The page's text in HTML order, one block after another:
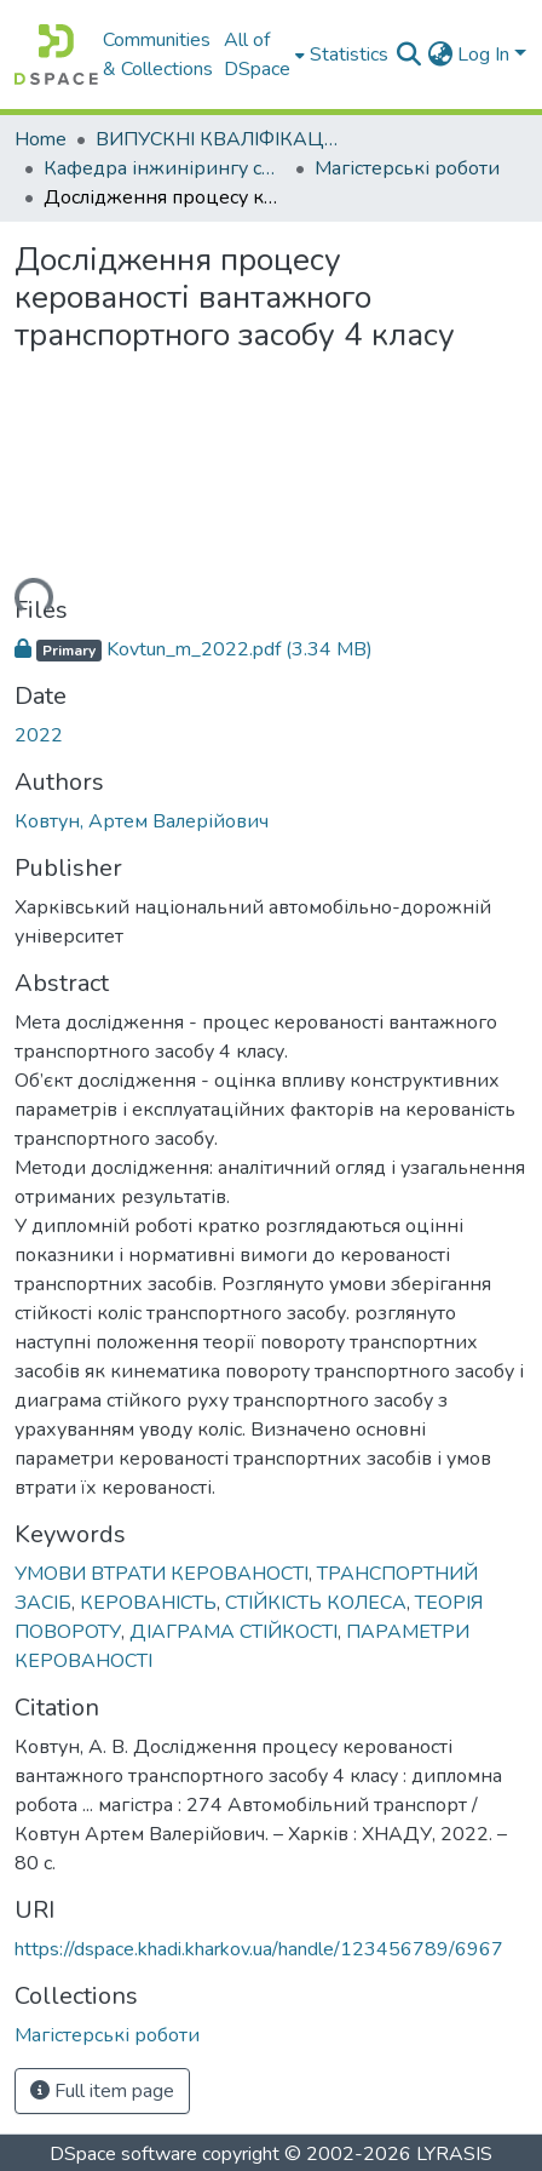
Communities
& Collections
All of
DSpace
Statistics Log In
Home
ВИПУСКНІ КВАЛІФІКАЦІЙНІ РОБОТИ
Кафедра інжинірингу систем автомобільного транспорту
Магістерські роботи
Дослідження процесу керованості вантажного транспортного засобу 4 класу
Дослідження процесу
керованості вантажного
транспортного засобу 4 класу
Files
Primary Kovtun_m_2022.pdf(3.34 MB)
Date
2022
Authors
Ковтун, Артем Валерійович
Publisher
Харківський національний автомобільно-дорожній
університет
Abstract
Мета дослідження - процес керованості вантажного
транспортного засобу 4 класу.
Об’єкт дослідження - оцінка впливу конструктивних
параметрів і експлуатаційних факторів на керованість
транспортного засобу.
Методи дослідження: аналітичний огляд і узагальнення
отриманих результатів.
У дипломній роботі кратко розглядаються оцінні
показники і нормативні вимоги до керованості
транспортних засобів. Розглянуто умови зберігання
стійкості коліс транспортного засобу. розглянуто
наступні положення теорії повороту транспортних
засобів як кинематика повороту транспортного засобу і
диаграма стійкого руху транспортного засобу з
урахуванням уводу коліс. Визначено основні
параметри керованості транспортних засобів і умов
втрати їх керованості.
Keywords
УМОВИ ВТРАТИ КЕРОВАНОСТІ,ТРАНСПОРТНИЙ
ЗАСІБ, КЕРОВАНІСТЬ, СТІЙКІСТЬ КОЛЕСА,ТЕОРІЯ
ПОВОРОТУ, ДІАГРАМА СТІЙКОСТІ, ПАРАМЕТРИ
КЕРОВАНОСТІ
Citation
Ковтун, А. В. Дослідження процесу керованості
вантажного транспортного засобу 4 класу : дипломна
робота ... магістра : 274 Автомобільний транспорт /
Ковтун Артем Валерійович. – Харків : ХНАДУ, 2022. –
80 с.
URI
https://dspace.khadi.kharkov.ua/handle/123456789/6967
Collections
Магістерські роботи
Full item page
DSpace software copyright © 2002-2026 LYRASIS